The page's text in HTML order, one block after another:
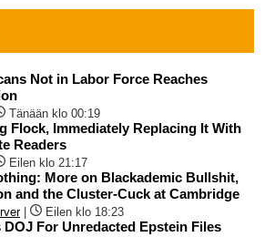
Not in Labor Force Reaches
Tänään klo 00:19
Flock, Immediately Replacing It With
Readers
Eilen klo 21:17
More on Blackademic Bullshit,
and the Cluster-Cuck at Cambridge
| Eilen klo 18:23
DOJ For Unredacted Epstein Files